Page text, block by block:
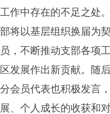
工作中存在的不足之处
部将以基层组织换届为
员，不断推动支部各项
区发展作出新贡献。随
分会员代表也积极发言
展、个人成长的收获和